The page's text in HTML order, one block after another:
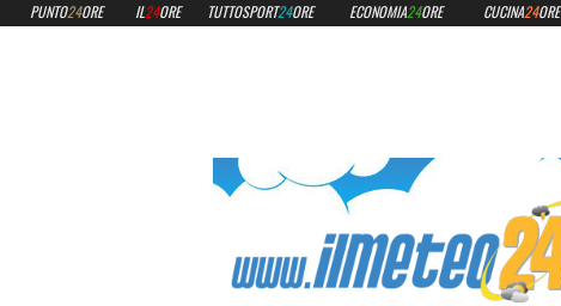
PUNTO24ORE IL24ORE TUTTOSPORT24ORE ECONOMIA24ORE CUCINA24ORE